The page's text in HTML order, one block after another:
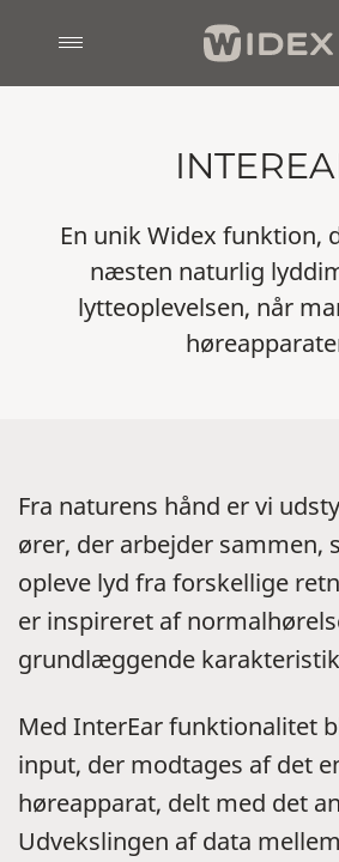
En unik Widex funktion,
næsten naturlig
lytteoplevelsen, når
Fra naturens hånd er vi
ører, der arbejder sammen,
opleve lyd fra forskellige
er inspireret af
grundlæggende
Med InterEar funktionalitet
input, der modtages af det
høreapparat, delt med det
Udvekslingen af data